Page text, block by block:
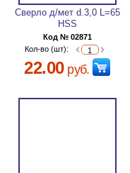
Сверло д/мет d.3,0 L=65
HSS
Код № 02871
Кол-во (шт):
22.00руб.